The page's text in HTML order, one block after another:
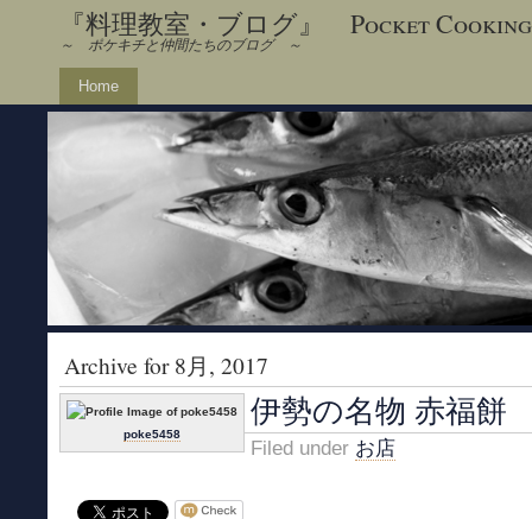
『料理教室・ブログ』 Pocket
～ ポケキチと仲間たちのブログ ～
Home
Archive for 8月, 2017
poke5458
伊勢の名物 赤福餅
Filed under お店